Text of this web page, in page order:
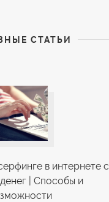
СТАТЬИ
в интернете с
| Cпособы и